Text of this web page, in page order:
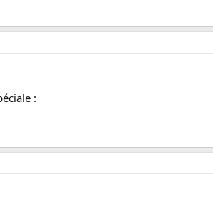
: